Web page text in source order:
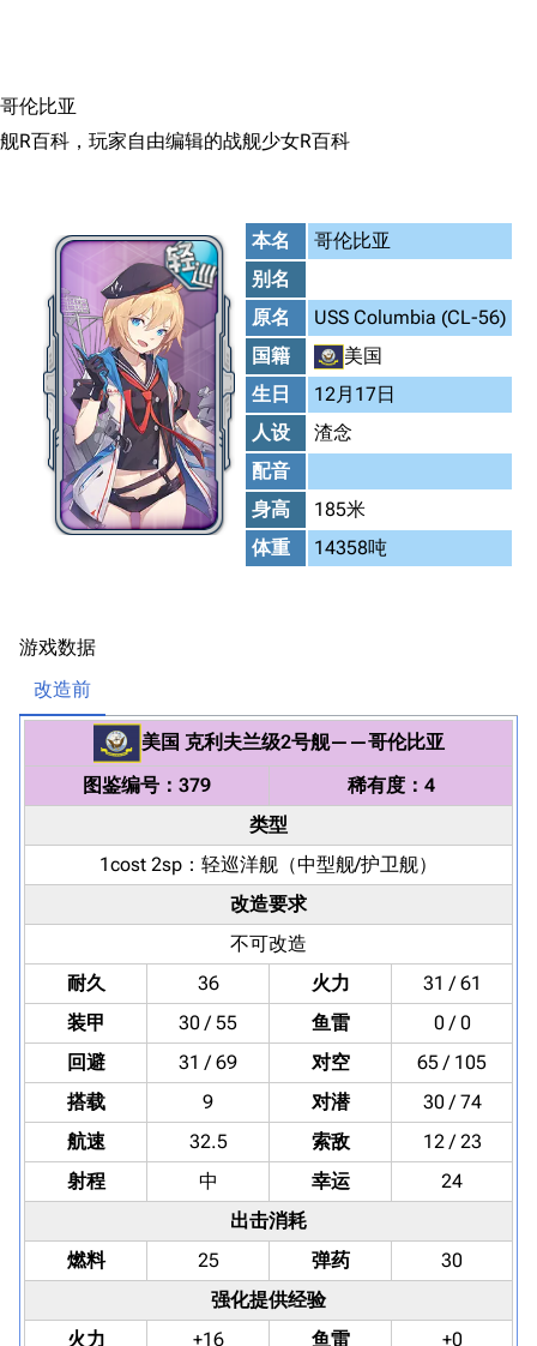
哥伦比亚
舰R百科，玩家自由编辑的战舰少女R百科
本名
哥伦比亚
别名
原名
USS Columbia (CL-56)
国籍
美国
生日
12月17日
人设
渣念
配音
身高
185米
体重
14358吨
游戏数据
改造前
美国 克利夫兰级2号舰——哥伦比亚
图鉴编号：379
稀有度：4
类型
1cost 2sp： 轻巡洋舰 （中型舰/护卫舰）
改造要求
不可改造
耐久
36 火力
31 / 61
装甲
30 / 55 鱼雷
0 / 0
回避
31 / 69 对空
65 / 105
搭载
9 对潜
30 / 74
航速
32.5 索敌
12 / 23
射程
中 幸运
24
出击消耗
燃料
25 弹药
30
强化提供经验
火力
+16 鱼雷
+0